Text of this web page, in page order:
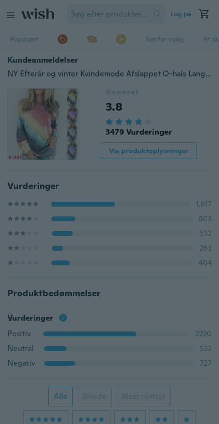
Log på
Populært Set for nylig At
Kundeanmeldelser
NY Efterår og vinter Kvindemode Afslappet O-hals Langærmet T-shirt Gradient Farve Bomuldsudskrivning Bluser Plus Size toppe
Generel
3.8
3479 Vurderinger
Vis produktoplysninger
Vurderinger
1,617
603
532
263
464
Produktbedømmelser
Vurderinger
Positiv
2220
Neutral
532
Negativ
727
Alle Billede Mest nyttigt